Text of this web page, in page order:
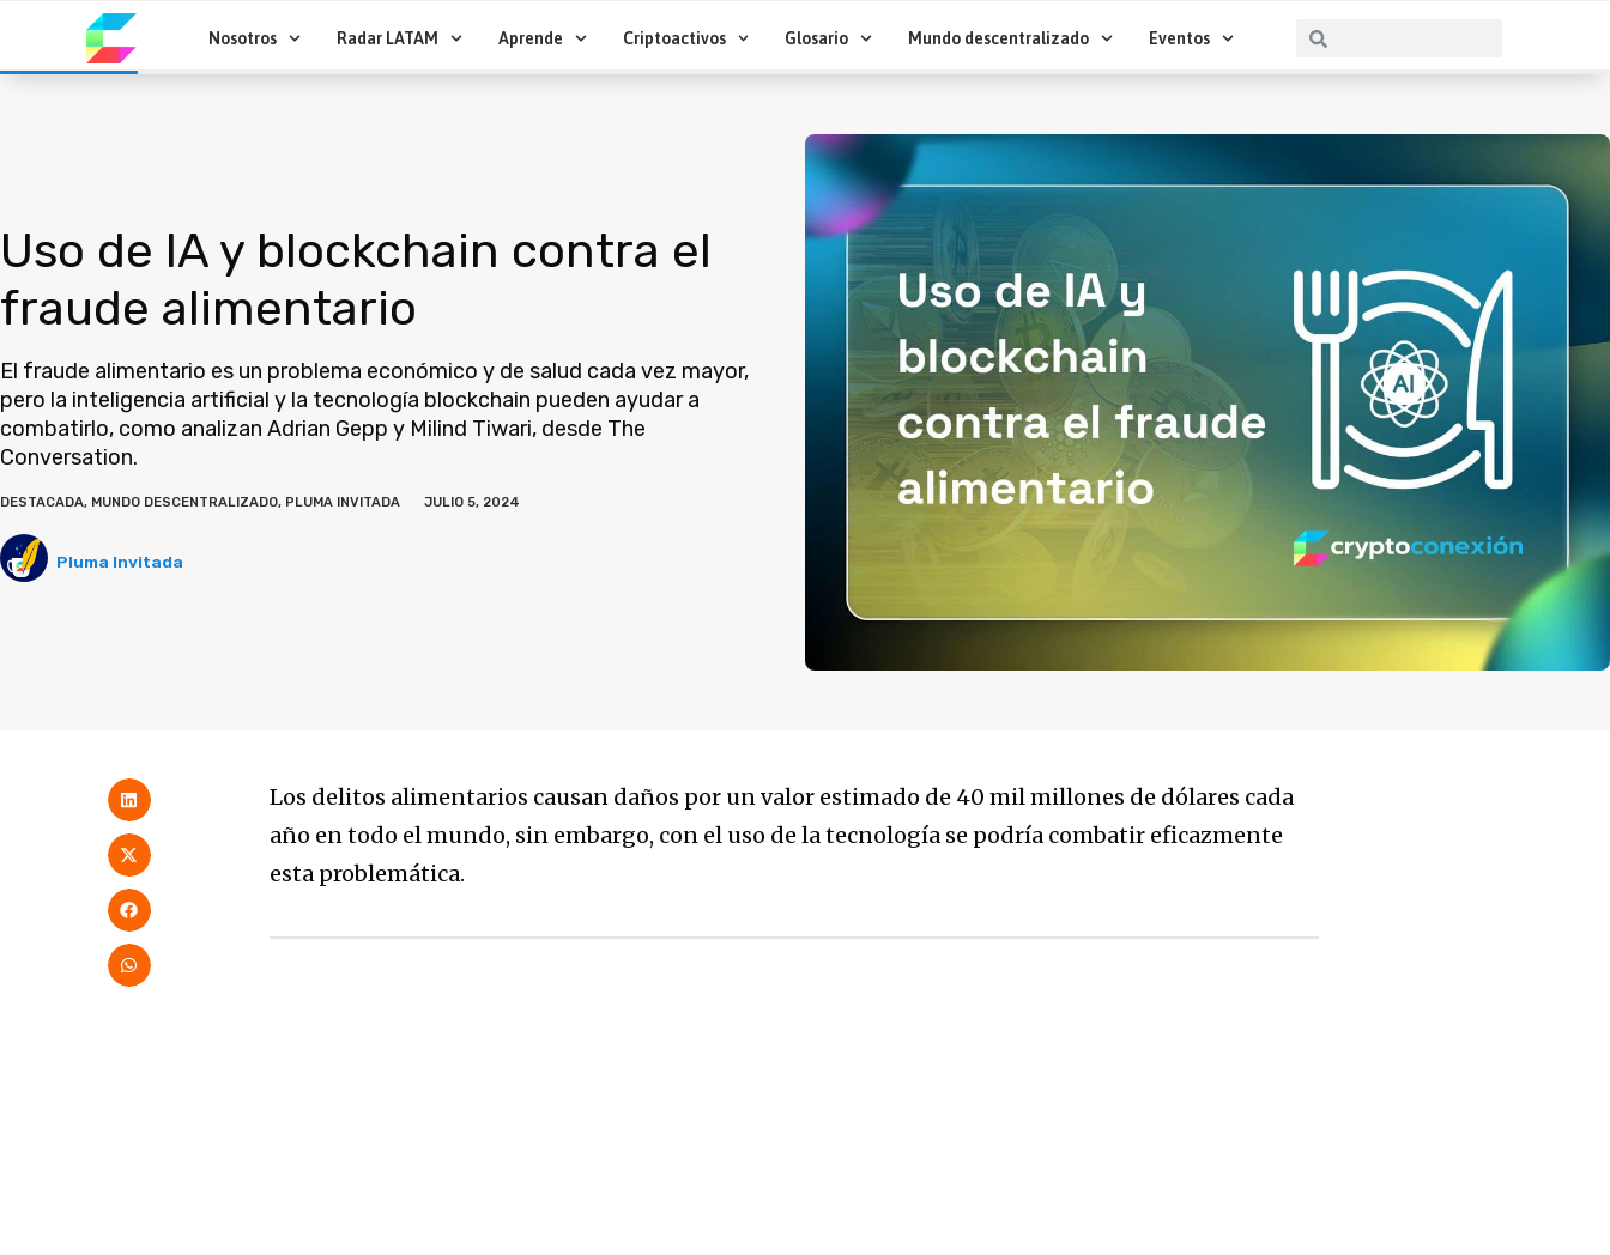
contenido
Nosotros Radar LATAM Aprende Criptoactivos Glosario Mundo descentralizado Eventos Buscar
Uso de IA y blockchain contra el
fraude alimentario
El fraude alimentario es un problema económico y de salud cada vez mayor,
pero la inteligencia artificial y la tecnología blockchain pueden ayudar a
combatirlo, como analizan Adrian Gepp y Milind Tiwari, desde The
Conversation.
DESTACADA, MUNDO DESCENTRALIZADO, PLUMA INVITADA JULIO 5, 2024
Pluma Invitada
Los delitos alimentarios causan daños por un valor estimado de 40 mil millones de dólares cada
año en todo el mundo, sin embargo, con el uso de la tecnología se podría combatir eficazmente
esta problemática.